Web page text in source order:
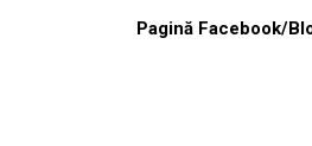
Pagină Facebook/